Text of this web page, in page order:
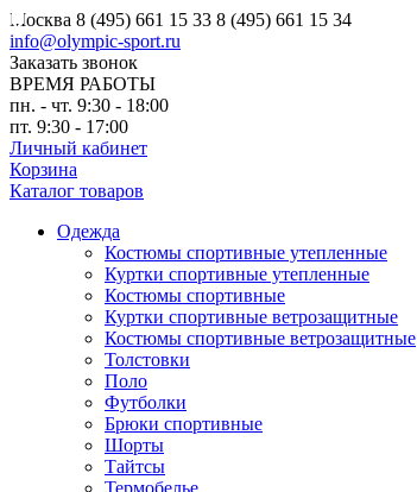
Москва 8 (495) 661 15 33 8 (495) 661 15 34
info@olympic-sport.ru
Заказать звонок
ВРЕМЯ РАБОТЫ
пн. - чт. 9:30 - 18:00
пт. 9:30 - 17:00
Личный кабинет
Корзина
Каталог товаров
Одежда
Костюмы спортивные утепленные
Куртки спортивные утепленные
Костюмы спортивные
Куртки спортивные ветрозащитные
Костюмы спортивные ветрозащитные
Толстовки
Поло
Футболки
Брюки спортивные
Шорты
Тайтсы
Термобелье